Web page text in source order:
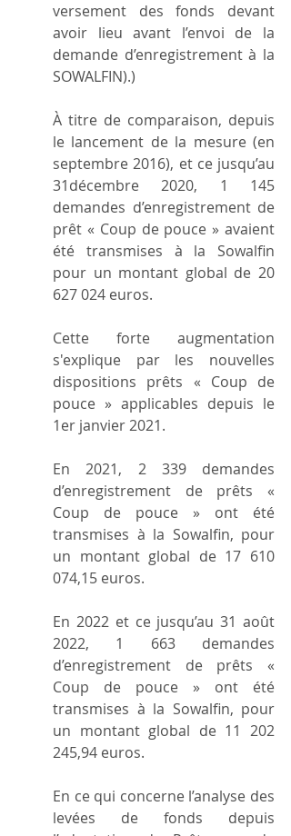
versement des fonds devant
avoir lieu avant l’envoi de la
demande d’enregistrement à la
SOWALFIN).)
À titre de comparaison, depuis
le lancement de la mesure (en
septembre 2016), et ce jusqu’au
31décembre 2020, 1 145
demandes d’enregistrement de
prêt « Coup de pouce » avaient
été transmises à la Sowalfin
pour un montant global de 20
627 024 euros.
Cette forte augmentation
s'explique par les nouvelles
dispositions prêts « Coup de
pouce » applicables depuis le
1er janvier 2021.
En 2021, 2 339 demandes
d’enregistrement de prêts «
Coup de pouce » ont été
transmises à la Sowalfin, pour
un montant global de 17 610
074,15 euros.
En 2022 et ce jusqu’au 31 août
2022, 1 663 demandes
d’enregistrement de prêts «
Coup de pouce » ont été
transmises à la Sowalfin, pour
un montant global de 11 202
245,94 euros.
En ce qui concerne l’analyse des
levées de fonds depuis